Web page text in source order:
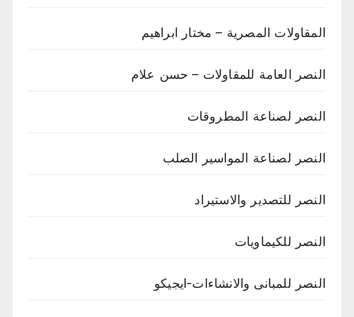
المقاولات المصرية – مختار ابراهيم
النصر العامة للمقاولات – حسن علام
النصر لصناعة المطروقات
النصر لصناعة المواسير الصلب
النصر للتصدير والاستيراد
النصر للكيماويات
النصر للمبانى والانشاءات-ايجيكو